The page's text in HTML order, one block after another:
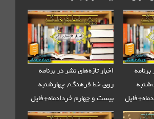
اخبار تازه‌های نشر در برنامه
روی خط فرهنگ/ چهارشنبه
بیست و چهارم خردادماه+فایل
صوتی